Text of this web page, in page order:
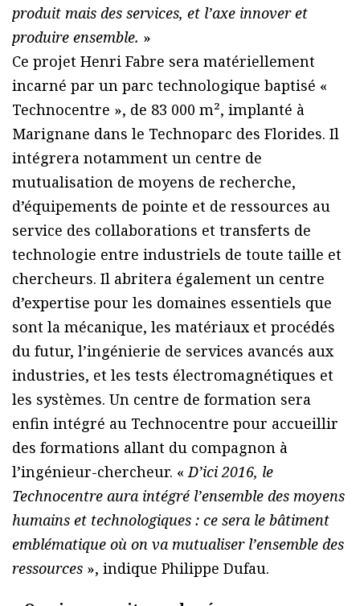
produit mais des services, et l’axe innover et
produire ensemble. »
Ce projet Henri Fabre sera matériellement
incarné par un parc technologique baptisé «
Technocentre », de 83 000 m², implanté à
Marignane dans le Technoparc des Florides. Il
intégrera notamment un centre de
mutualisation de moyens de recherche,
d’équipements de pointe et de ressources au
service des collaborations et transferts de
technologie entre industriels de toute taille et
chercheurs. Il abritera également un centre
d’expertise pour les domaines essentiels que
sont la mécanique, les matériaux et procédés
du futur, l’ingénierie de services avancés aux
industries, et les tests électromagnétiques et
les systèmes. Un centre de formation sera
enfin intégré au Technocentre pour accueillir
des formations allant du compagnon à
l’ingénieur-chercheur. «D’ici 2016, le
Technocentre aura intégré l’ensemble des moyens
humains et technologiques : ce sera le bâtiment
emblématique où on va mutualiser l’ensemble des
ressources », indique Philippe Dufau.